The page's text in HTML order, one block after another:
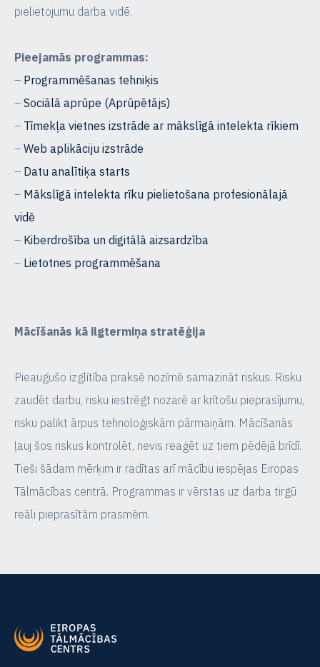
pielietojumu darba vidē.
Pieejamās programmas:
– Programmēšanas tehniķis
– Sociālā aprūpe (Aprūpētājs)
– Tīmekļa vietnes izstrāde ar mākslīgā intelekta rīkiem
– Web aplikāciju izstrāde
– Datu analītiķa starts
– Mākslīgā intelekta rīku pielietošana profesionālajā
vidē
– Kiberdrošība un digitālā aizsardzība
– Lietotnes programmēšana
Mācīšanās kā ilgtermiņa stratēģija
Pieaugušo izglītība praksē nozīmē samazināt riskus. Risku
zaudēt darbu, risku iestrēgt nozarē ar krītošu pieprasījumu,
risku palikt ārpus tehnoloģiskām pārmaiņām. Mācīšanās
ļauj šos riskus kontrolēt, nevis reaģēt uz tiem pēdējā brīdī.
Tieši šādam mērķim ir radītas arī mācību iespējas Eiropas
Tālmācības centrā. Programmas ir vērstas uz darba tirgū
reāli pieprasītām prasmēm.